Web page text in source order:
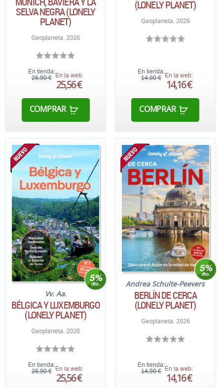
SELVA NEGRA (LONELY
PLANET)
Geoplaneta. 2026
En tienda:
26,90 € En la web:
25,56 €
COMPRAR
(LONELY PLANET)
Geoplaneta. 2026
En tienda:
14,90 € En la web:
14,16 €
COMPRAR
Vv. Aa.
BÉLGICA Y LUXEMBURGO
(LONELY PLANET)
Geoplaneta. 2026
En tienda:
26,90 € En la web:
25,56 €
Andrea Schulte-Peevers
BERLÍN DE CERCA
(LONELY PLANET)
Geoplaneta. 2026
En tienda:
14,90 € En la web:
14,16 €